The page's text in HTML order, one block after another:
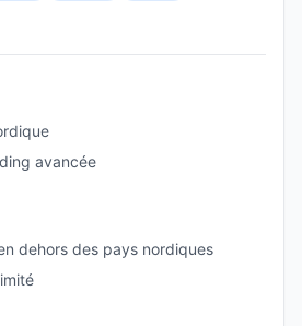
avancée
dehors des pays nordiques